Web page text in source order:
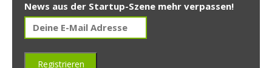
News aus der Startup-Szene mehr verpassen!